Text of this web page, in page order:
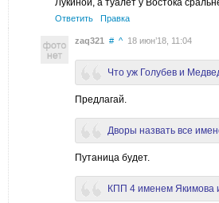
Ответить Правка
zaq321 # ^ 18 июн’18, 11:04
Что уж Голубев и
Предлагай.
Дворы назвать все
Путаница будет.
КПП 4 именем Якимова